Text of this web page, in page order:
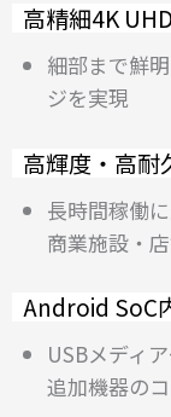
高精細4K
細部まで鮮
ジを実現
高輝度・高耐
長時間稼働
商業施設・
Android SoC
USBメディ
追加機器の